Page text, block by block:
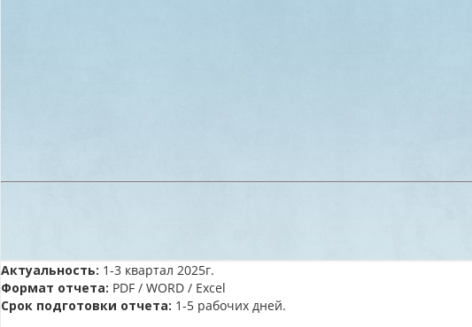
Актуальность: 1-3 квартал 2025г.
Формат отчета: PDF / WORD / Excel
Срок подготовки отчета: 1-5 рабочих дней.